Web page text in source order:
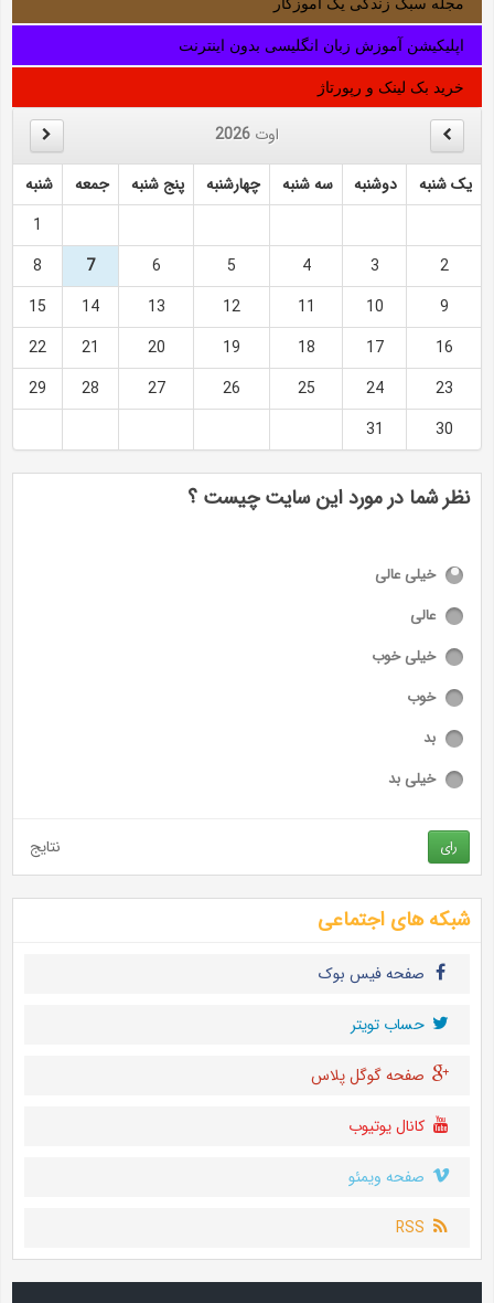
اپلیکیشن آموزش زبان انگلیسی بدون اینترنت
خرید بک لینک و رپورتاژ
اوت 2026
یک شنبه دوشنبه سه شنبه چهارشنبه پنج شنبه جمعه
شنبه
1
2
3
4
5
6
7
8
9
10
11
12
13
14
15
16
17
18
19
20
21
22
23
24
25
26
27
28
29
30
31
نظر شما در مورد این سایت چیست ؟
خیلی عالی
عالی
خیلی خوب
خوب
بد
خیلی بد
رای نتایج
شبکه های اجتماعی
صفحه فیس بوک
حساب تويتر
صفحه گوگل پلاس
کانال یوتیوب
صفحه ویمئو
RSS